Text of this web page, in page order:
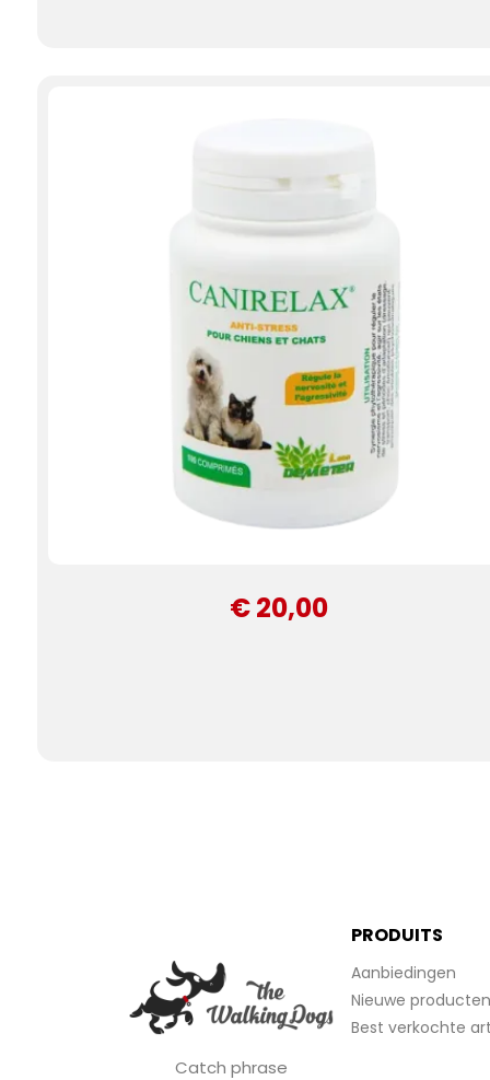
€ 20,00
Catch phrase
PRODUITS
Aanbiedingen
Nieuwe producten
Best verkochte